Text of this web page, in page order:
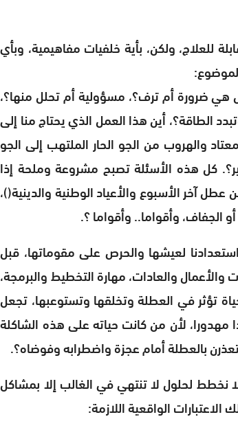
للعلاج، ولكن، بأية خلفيات مفاهيمية، وبأي
هي ضرورة أم ترف؟، مسؤولية أم تحلل منها؟،
الطاقة؟، أين هذا العمل الذي يحتاج منا إلى
والهروب من الجو الحار الملتهب إلى الجو
كل هذه الأسئلة تصبح مشروعة وملحة إذا
آخر الأسبوع والأعياد الوطنية والدينية()،
وأقواما.. وأقواما ؟.
لعيشها والحرص على مقوماتها، قبل
والأعمال والعادات، مهارة التخطيط والبرمجة،
تؤثر في العطلة وتخلقها وتستوعبها، تجعل
مهدورا، لأن من كانت حياته على هذه الشاكلة
بالعطلة أمام عجزة واضطرابه وفوضاه؟.
نخطط لحلول لا تنتهي في الغالب إلا بمشاكل
الواقعية اللازمة: